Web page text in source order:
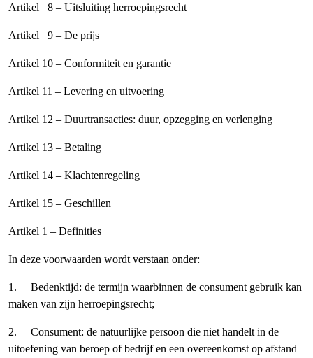
Artikel 8 – Uitsluiting herroepingsrecht
Artikel 9 – De prijs
Artikel 10 – Conformiteit en garantie
Artikel 11 – Levering en uitvoering
Artikel 12 – Duurtransacties: duur, opzegging en verlenging
Artikel 13 – Betaling
Artikel 14 – Klachtenregeling
Artikel 15 – Geschillen
Artikel 1 – Definities
In deze voorwaarden wordt verstaan onder:
1. Bedenktijd: de termijn waarbinnen de consument gebruik kan
maken van zijn herroepingsrecht;
2. Consument: de natuurlijke persoon die niet handelt in de
uitoefening van beroep of bedrijf en een overeenkomst op afstand